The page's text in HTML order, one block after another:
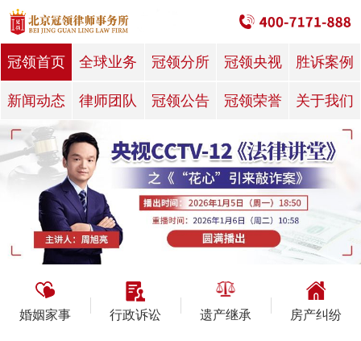
冠领首页 全球业务 冠领分所 冠领央视 胜诉案例
新闻动态 律师团队 冠领公告 冠领荣誉 关于我们
婚姻家事 行政诉讼 遗产继承 房产纠纷